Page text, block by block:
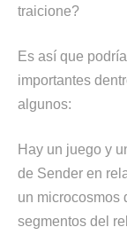
traicione?
Es así que
importantes
algunos:
Hay un juego y
de Sender en
un microcosmos
segmentos del